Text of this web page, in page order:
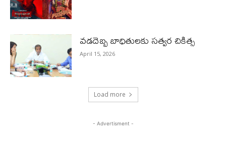
వడదెబ్బ బాధితులకు సత్వర చికిత్స
April 15, 2026
Load more
- Advertisment -